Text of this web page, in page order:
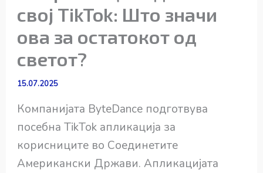
свој TikTok: Што значи
ова за остатокот од
светот?
15.07.2025
Компанијата ByteDance подготвува
посебна TikTok апликација за
корисниците во Соединетите
Американски Држави. Апликацијата